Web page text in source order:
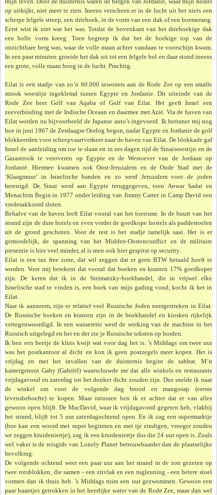
op uitkijkt, niet meer te zien. Ineens verscheen er in de lucht uit het niets een
scherpe felgele streep, een driehoek, in de vorm van een dak of een boemerang.
Eerst wist ik niet wat het was. Totdat de bovenkant van het driehoekige dak
een bolle vorm kreeg. Toen begreep ik dat het de hoekige top van de
onzichtbare berg was, waar de volle maan achter vandaan te voorschijn kwam.
In een paar minuten groeide het dak uit tot een felgele bol en daar stond ineens
een grote, volle maan hoog in de lucht. Prachtig.
Eilat is een stadje van zo’n 60.000 inwoners aan de Rode Zee op een smalle
strook woestijn ingeklemd tussen Egypte en Jordanie. Dit uiteinde van de
Rode Zee heet Golf van Aqaba of Golf van Eilat. Het geeft Israel een
zeeverbinding met de Indische Oceaan en daarmee met Azië. Via de haven van
Eilat worden nu bijvoorbeeld de Japanse auto’s ingevoerd. Ik herinner mij nog
hoe in juni 1967 de Zesdaagse Oorlog begon, nadat Egypte en Jordanie de golf
blokkeerden voor scheepvaartverkeer naar de haven van Eilat. De blokkade gaf
Israel de aanleiding om toe te slaan en in zes dagen tijd de Sinai­woestijn en de
Gazastrook te veroveren op Egypte en de Westoever van de Jordaan op
Jordanië. Hiermee kwamen ook Oost-Jeruzalem en de Oude Stad met de
‘Klaagmuur’ in Israelische handen en zo werd Jeruzalem voor de joden
herenigd. De Sinai werd aan Egypte teruggegeven, toen Anwar Sadat en
Menachim Begin in 1977 onder leiding van Jimmy Carter in Camp David een
vredesakkoord sloten.
Behalve van de haven leeft Eilat vooral van het toerisme. In de buurt van het
strand zijn de dure hotels en even verder de goedkope hostels als paddestoelen
uit de grond geschoten. Voor de rest is het stadje tamelijk saai. Het is er
gemoedelijk, de spanning van het Midden-Oostenconflict en de militaire
presentie is hier veel minder, al is men ook hier gespitst op security.
Eilat is een tax free zone, dat wil zeggen dat er geen BTW betaald hoeft te
worden. Voor mij betekent dat vooral dat boeken en kranten 17% goedkoper
zijn. De keren dat ik in de Steimatzky-boekhandel, die in vrijwel elke
Israelische stad te vinden is, een boek van mijn gading vond, kocht ik het in
Eilat.
Naar ik aanneem, zijn er relatief veel Russische Joden neergestreken in Eilat.
De Russische boeken en kranten zijn in de boekhandel en kiosken rijkelijk
vertegen­woordigd. In een wasserette werd de werking van de machine in het
Russisch uitgelegd en her en der zie je Russische teksten op borden.
Ik ben een beetje de kluts kwijt wat voor dag het is. ’s Middags om twee uur
was het post­kantoor al dicht en kon ik geen postzegels meer kopen. Het is
vrijdag en met het invallen van de duisternis begint de sabbat. M’n
kamergenoot Gaby (Gabriël) waarschuwde me dat alle winkels en restaurants
vrijdagavond en zaterdag tot het donker dicht zouden zijn. Dus snelde ik naar
de winkel om voor de volgende dag brood en mangosap (eerste
levensbehoefte) te kopen. Maar intussen ben ik er achter dat er van alles
gewoon open blijft. De MacDavid, waar ik vrijdagavond gegeten heb, vlakbij
het strand, blijft tot 5 uur zaterdagochtend open. En ik zag een supermarktje
(hoe kan een woord met super beginnen en met tje eindigen, vroeger zouden
we zeggen kruideniertje), zag ik een kruideniertje dus die 24 uur open is. Zoals
wel vaker is de reisgids van Lonely Planet betrouwbaarder dan de plaatselijke
bevolking.
De volgende ochtend weer een paar uur aan het strand in de zon gezeten op
twee rotsblokken, die samen - een zitvlak en een rugleuning - een betere stoel
vormen dan ik thuis heb. ’s Middags ruim een uur gezwommen. Gewoon een
paar baantjes getrokken in het heerlijke water van de Rode Zee, maar dan wel